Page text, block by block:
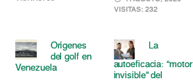
VISITAS: 232
Orígenes
del golf en
Venezuela
La
autoeficacia: “motor
invisible” del